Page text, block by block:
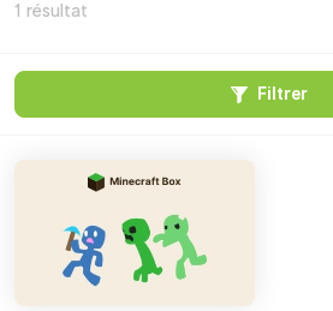
1 résultat
Filtrer